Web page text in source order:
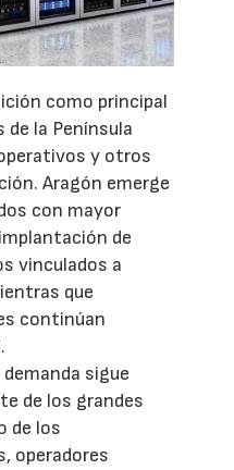
como principal
la Península
y otros
Aragón emerge
con mayor
de
vinculados a
que
continúan
sigue
de los grandes
de los
operadores